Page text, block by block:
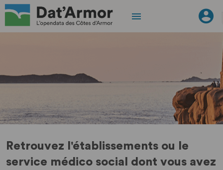
Retrouvez l'établissements ou le
service médico social dont vous avez